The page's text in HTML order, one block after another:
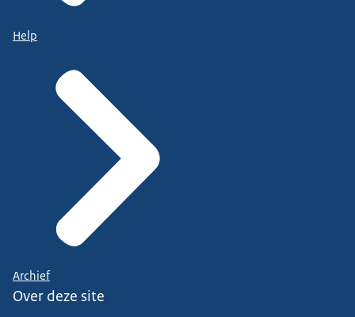
Help
Archief
Over deze site